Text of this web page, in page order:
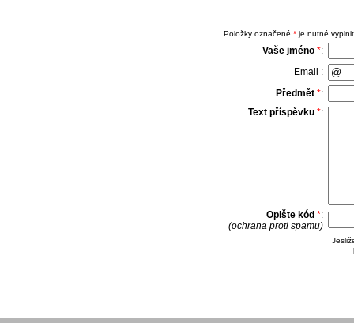
Položky označené *je nutné
Vaše jméno *:
Email :
Předmět *:
Text příspěvku *:
Opište kód *:
(ochrana proti spamu)